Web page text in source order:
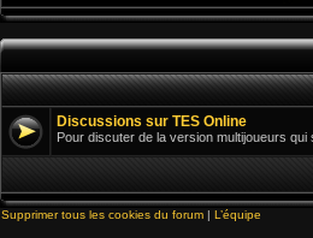
Discussions sur TES Online
Pour discuter de la version multijoueurs qui
Supprimer tous les cookies du forum | L’équipe